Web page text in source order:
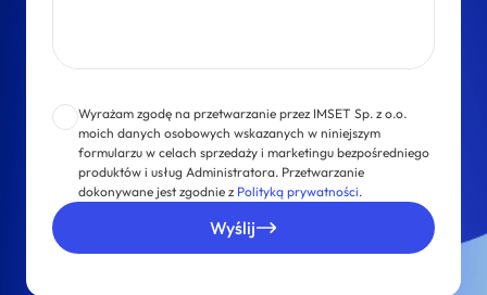
Wyrażam zgodę na przetwarzanie przez IMSET Sp. z o.o.
moich danych osobowych wskazanych w niniejszym
formularzu w celach sprzedaży i marketingu bezpośredniego
produktów i usług Administratora. Przetwarzanie
dokonywane jest zgodnie z Polityką prywatności.
Wyślij